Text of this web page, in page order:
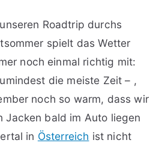
Roadtrip durchs
spielt das Wetter
noch einmal richtig mit:
die meiste Zeit – ,
noch so warm, dass wir
Jacken bald im Auto liegen
in Österreich ist nicht